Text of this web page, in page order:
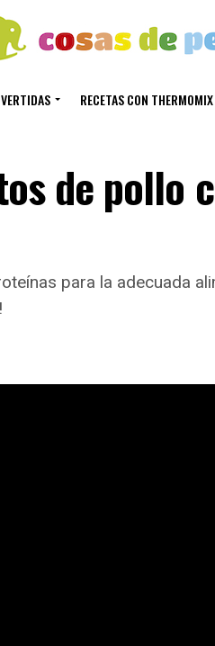
RECETAS CON THERMOMIX
de pollo
para la adecuada